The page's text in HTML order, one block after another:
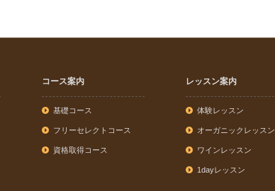
コース案内
基礎コース
フリーセレクトコース
資格取得コース
レッスン案内
体験レッスン
オーガニックレッスン
ワインレッスン
1dayレッスン